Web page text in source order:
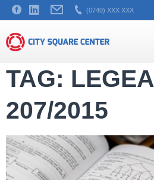
(0740) XXX XXX
TAG: LEGEA
207/2015